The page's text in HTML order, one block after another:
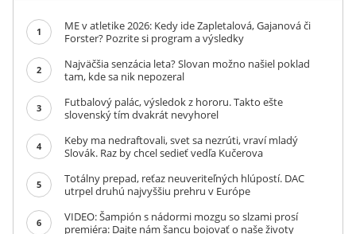
1
ME v atletike 2026: Kedy ide Zapletalová, Gajanová či
Forster? Pozrite si program a výsledky
2
Najväčšia senzácia leta? Slovan možno našiel poklad
tam, kde sa nik nepozeral
3
Futbalový palác, výsledok z hororu. Takto ešte
slovenský tím dvakrát nevyhorel
4
Keby ma nedraftovali, svet sa nezrúti, vraví mladý
Slovák. Raz by chcel sedieť vedľa Kučerova
5
Totálny prepad, reťaz neuveriteľných hlúpostí. DAC
utrpel druhú najvyššiu prehru v Európe
6
VIDEO: Šampión s nádormi mozgu so slzami prosí
premiéra: Dajte nám šancu bojovať o naše životy